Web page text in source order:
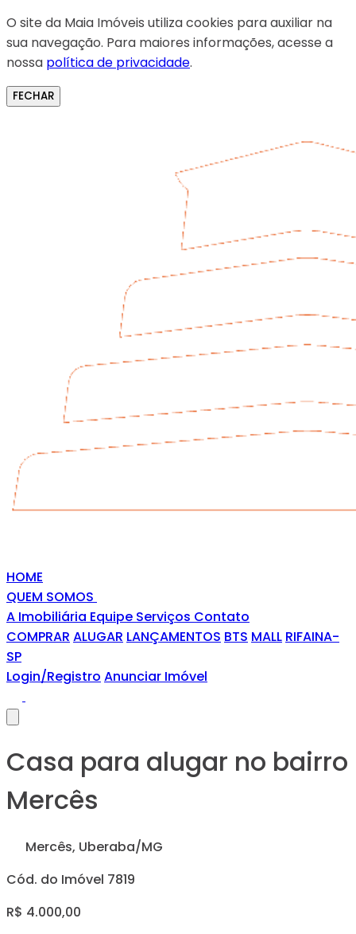
O site da Maia Imóveis utiliza cookies para auxiliar na
sua navegação. Para maiores informações, acesse a
nossa política de privacidade.
FECHAR
HOME
QUEM SOMOS
A Imobiliária Equipe Serviços Contato
COMPRAR ALUGAR LANÇAMENTOS BTS MALL RIFAINA-
SP
Login/Registro Anunciar Imóvel
Casa para alugar no bairro
Mercês
Mercês, Uberaba/MG
Cód. do Imóvel 7819
R$ 4.000,00